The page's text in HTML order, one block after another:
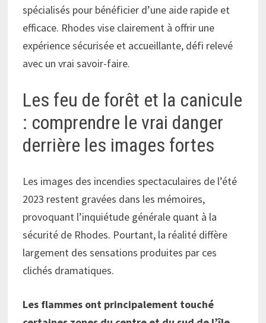
spécialisés pour bénéficier d’une aide rapide et
efficace. Rhodes vise clairement à offrir une
expérience sécurisée et accueillante, défi relevé
avec un vrai savoir-faire.
Les feu de forêt et la canicule
: comprendre le vrai danger
derrière les images fortes
Les images des incendies spectaculaires de l’été
2023 restent gravées dans les mémoires,
provoquant l’inquiétude générale quant à la
sécurité de Rhodes. Pourtant, la réalité diffère
largement des sensations produites par ces
clichés dramatiques.
Les flammes ont principalement touché